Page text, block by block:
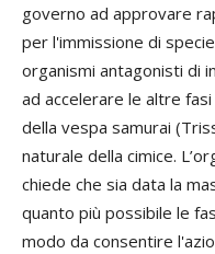
governo ad approvare
per l'immissione di
organismi antagonisti di
ad accelerare le altre
della vespa samurai
naturale della cimice.
chiede che sia data la
quanto più possibile le
modo da consentire